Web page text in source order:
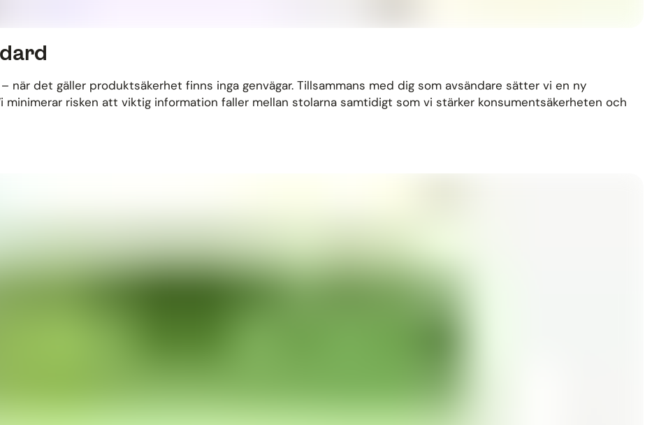
det gäller produktsäkerhet finns inga genvägar. Tillsammans med dig som avsändare sätter vi en ny
minimerar risken att viktig information faller mellan stolarna samtidigt som vi stärker konsumentsäkerheten och